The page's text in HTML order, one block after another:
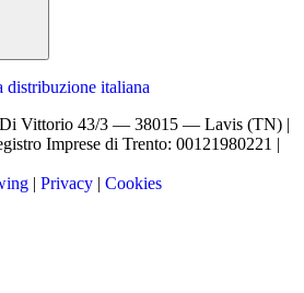
distribuzione italiana
Vittorio 43/3 — 38015 — Lavis (TN) |
Imprese di Trento: 00121980221 |
| Privacy | Cookies